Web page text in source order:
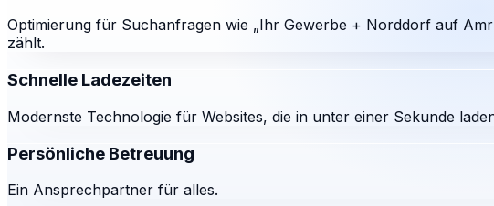
Optimierung für Suchanfragen wie „Ihr Gewerbe + Norddorf auf
zählt.
Schnelle Ladezeiten
Modernste Technologie für Websites, die in unter einer Sekunde
Persönliche Betreuung
Ein Ansprechpartner für alles.